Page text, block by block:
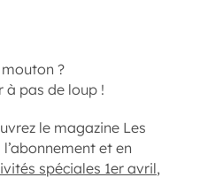
?
à pas de loup !
le magazine Les
et en
spéciales 1er avril,